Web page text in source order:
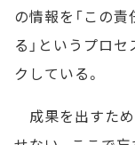
の情報を「この
る」というプロ
クしている。
成果を出すた